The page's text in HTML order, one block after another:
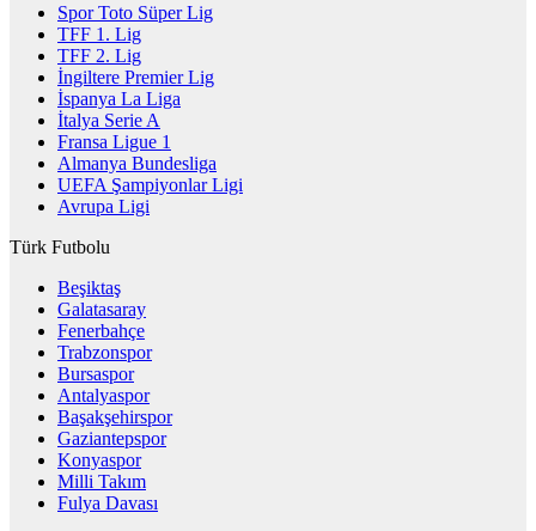
Spor Toto Süper Lig
TFF 1. Lig
TFF 2. Lig
İngiltere Premier Lig
İspanya La Liga
İtalya Serie A
Fransa Ligue 1
Almanya Bundesliga
UEFA Şampiyonlar Ligi
Avrupa Ligi
Türk Futbolu
Beşiktaş
Galatasaray
Fenerbahçe
Trabzonspor
Bursaspor
Antalyaspor
Başakşehirspor
Gaziantepspor
Konyaspor
Milli Takım
Fulya Davası